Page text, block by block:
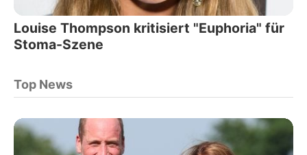
Louise Thompson kritisiert "Euphoria" für
Stoma-Szene
Top News